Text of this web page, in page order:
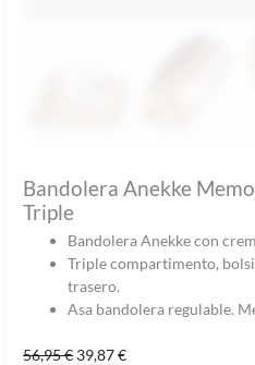
Bandolera Anekke
Triple
Bandolera Anekke con
Triple compartimento,
trasero.
Asa bandolera regulable.
56,95€ El
39,87€El